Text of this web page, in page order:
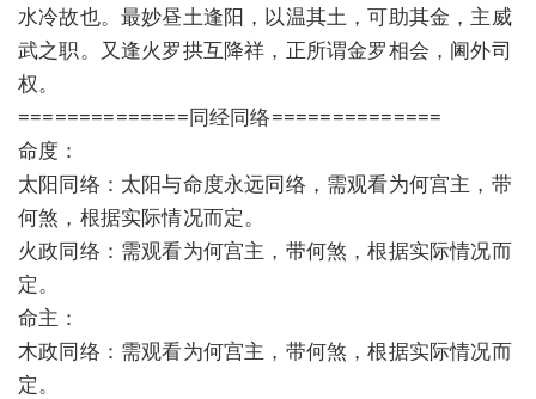
水冷故也。最妙昼土逢阳，以温其土，可助其金，主威
武之职。又逢火罗拱互降祥，正所谓金罗相会，阃外司
权。
==============同经同络==============
命度：
太阳同络：太阳与命度永远同络，需观看为何宫主，带
何煞，根据实际情况而定。
火政同络：需观看为何宫主，带何煞，根据实际情况而
定。
命主：
木政同络：需观看为何宫主，带何煞，根据实际情况而
定。